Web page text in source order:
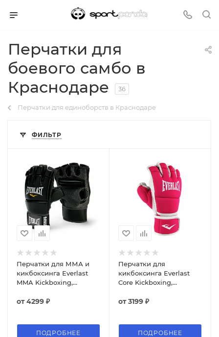
Перчатки для
боевого самбо в
Краснодаре
36
Перчатки для единоборств в Краснодаре
ФИЛЬТР
Перчатки для ММА и
кикбоксинга Everlast
MMA Kickboxing,
от4299 ₽
ПОДРОБНЕЕ
Перчатки для
кикбоксинга Everlast
Core Kickboxing,
от3199 ₽
ПОДРОБНЕЕ